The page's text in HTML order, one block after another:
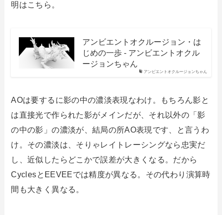
明はこちら。
アンビエントオクルージョンちゃん
アンビエントオクルージョン・は
じめの一歩 - アンビエントオクル
ージョンちゃん
AOは要するに影の中の濃淡表現なわけ。もちろん影と
は直接光で作られた影がメインだが、それ以外の「影
の中の影」の濃淡が、結局の所AO表現です、と言うわ
け。その濃淡は、そりゃレイトレーシングなら忠実だ
し、近似したらどこかで誤差が大きくなる。だから
CyclesとEEVEEでは精度が異なる。その代わり演算時
間も大きく異なる。